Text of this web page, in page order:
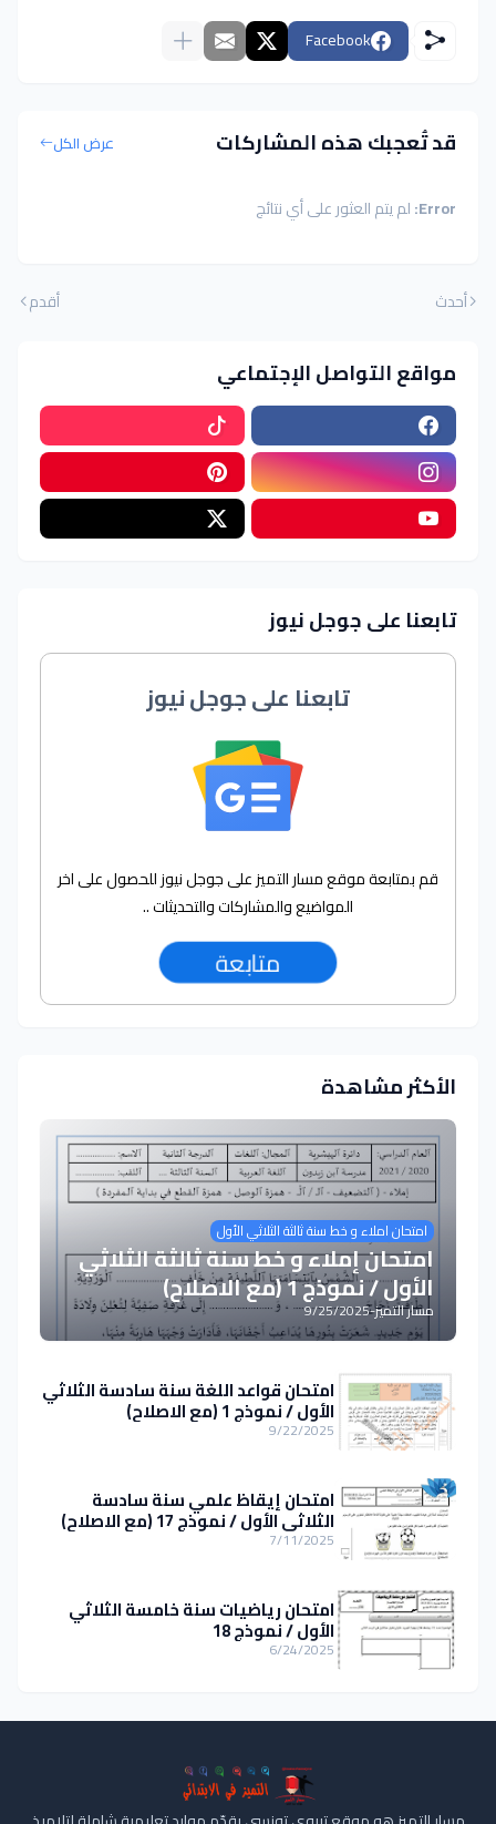
Facebook
قد تُعجبك هذه المشاركات عرض الكل
Error: لم يتم العثور على أي نتائج
أحدث أقدم
مواقع التواصل الإجتماعي
تابعنا على جوجل نيوز
تابعنا على جوجل نيوز
قم بمتابعة موقع مسار التميز على جوجل نيوز للحصول على اخر
المواضيع والمشاركات والتحديثات ..
متابعة
الأكثر مشاهدة
امتحان املاء و خط سنة ثالثة الثلاثي الأول
امتحان إملاء و خط سنة ثالثة الثلاثي
الأول / نموذج 1 (مع الاصلاح)
مسار التميز-
9/25/2025
امتحان قواعد اللغة سنة سادسة الثلاثي
الأول / نموذج 1 (مع الاصلاح)
9/22/2025
امتحان إيقاظ علمي سنة سادسة
الثلاثي الأول / نموذج 17 (مع الاصلاح)
7/11/2025
امتحان رياضيات سنة خامسة الثلاثي
الأول / نموذج 18
6/24/2025